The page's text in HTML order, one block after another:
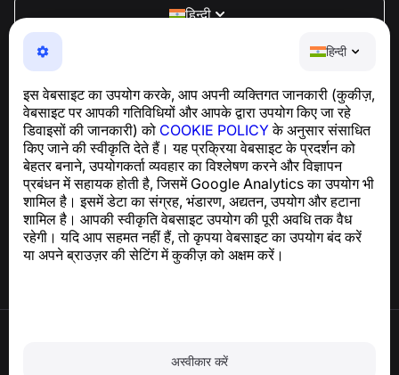
हिन्दी
इस वेबसाइट का उपयोग करके, आप अपनी व्यक्तिगत जानकारी (कुकीज़,
वेबसाइट पर आपकी गतिविधियों और आपके द्वारा उपयोग किए जा रहे
डिवाइसों की जानकारी) को COOKIE POLICYके अनुसार संसाधित
किए जाने की स्वीकृति देते हैं। यह प्रक्रिया वेबसाइट के प्रदर्शन को
बेहतर बनाने, उपयोगकर्ता व्यवहार का विश्लेषण करने और विज्ञापन
प्रबंधन में सहायक होती है, जिसमें Google Analytics का उपयोग भी
शामिल है। इसमें डेटा का संग्रह, भंडारण, अद्यतन, उपयोग और हटाना
शामिल है। आपकी स्वीकृति वेबसाइट उपयोग की पूरी अवधि तक वैध
रहेगी। यदि आप सहमत नहीं हैं, तो कृपया वेबसाइट का उपयोग बंद करें
या अपने ब्राउज़र की सेटिंग में कुकीज़ को अक्षम करें।
अस्वीकार करें
हिन्दी
NumBuster © 2013—2026 ·
support@numbuster.com
एक उपयोग में आसान ऐप जो आपको फोन घोटालों, स्पैम और अवांछित संदेशों
GDPR अनुपालन से संबंधित पूछताछ के लिए:
support@numbuster.com
सहायता केंद्र
समाचार और लेख
परियोजना के बारे में
संपर्क